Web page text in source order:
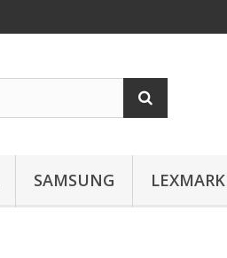
SAMSUNG LEXMARK